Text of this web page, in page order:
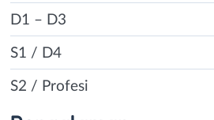
D1 – D3
S1 / D4
S2 / Profesi